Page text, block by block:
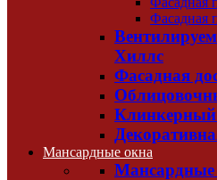
Фасадная
Хиллс
Фасадная
Клинкерный
Мансардные окна